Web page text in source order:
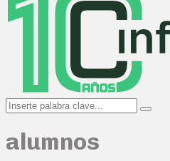
Search
for:
Search
alumnos